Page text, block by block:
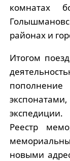
комнатах
районах и
Итогом
экспедиции.
Реестр
новыми